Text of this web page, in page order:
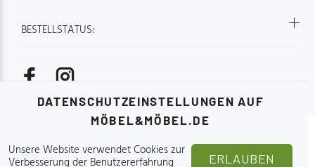
DATENSCHUTZEINSTELLUNGEN AUF
MÖBEL&MÖBEL.DE
ERLAUBEN
Unsere Website verwendet Cookies zur
Verbesserung der Benutzererfahrung
BESTELLSTATUS:
Online-Möbelgeschäft - Möbel&Möbel.de 2015-2026.